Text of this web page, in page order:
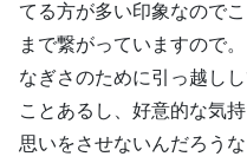
てる方が多い印象なので
まで繋がっていますので。
なぎさのために引っ越し
ことあるし、好意的な気
思いをさせないんだろうな